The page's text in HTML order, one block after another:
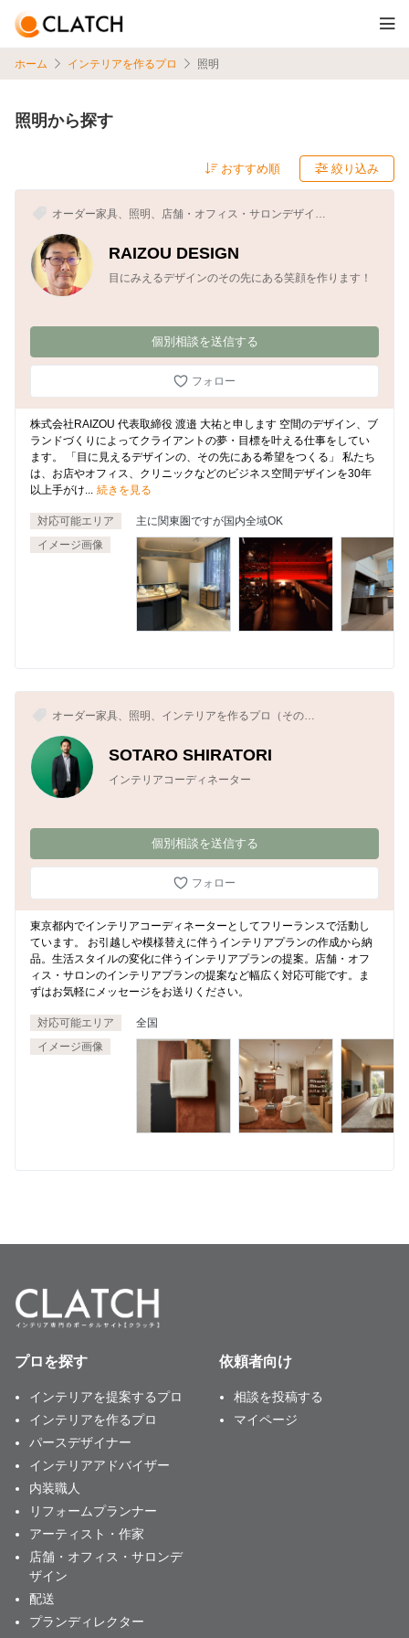
ホーム インテリアを作るプロ 照明
照明から探す
絞り込み
オーダー家具、照明、店舗・オフィス・サロンデザイ
RAIZOU DESIGN
目にみえるデザインのその先にある笑顔を作ります！
個別相談を送信する
フォロー
株式会社RAIZOU 代表取締役 渡邉 大祐と申します 空間のデザイン、ブ
ランドづくりによってクライアントの夢・目標を叶える仕事をしてい
ます。 「目に見えるデザインの、その先にある希望をつくる」 私たち
は、お店やオフィス、クリニックなどのビジネス空間デザインを30年
以上手がけ... 続きを見る
対応可能エリア
主に関東圏ですが国内全域OK
イメージ画像
オーダー家具、照明、インテリアを作るプロ（その
SOTARO SHIRATORI
インテリアコーディネーター
個別相談を送信する
フォロー
東京都内でインテリアコーディネーターとしてフリーランスで活動し
ています。 お引越しや模様替えに伴うインテリアプランの作成から納
品。生活スタイルの変化に伴うインテリアプランの提案。店舗・オフ
ィス・サロンのインテリアプランの提案など幅広く対応可能です。ま
ずはお気軽にメッセージをお送りください。
対応可能エリア
全国
イメージ画像
プロを探す
インテリアを提案するプロ
インテリアを作るプロ
パースデザイナー
インテリアアドバイザー
内装職人
リフォームプランナー
アーティスト・作家
店舗・オフィス・サロンデ
ザイン
配送
プランディレクター
依頼者向け
相談を投稿する
マイページ